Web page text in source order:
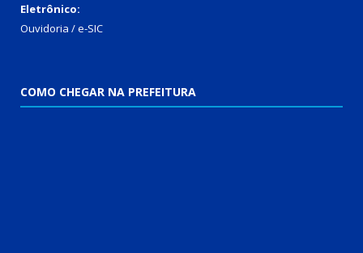
Eletrônico:
Ouvidoria /e-SIC
COMO CHEGAR NA PREFEITURA